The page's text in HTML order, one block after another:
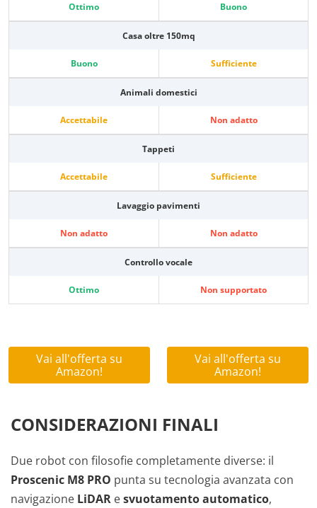
Ottimo Buono
Casa oltre 150mq
Buono Sufficiente
Animali domestici
Accettabile Non adatto
Tappeti
Accettabile Sufficiente
Lavaggio pavimenti
Non adatto Non adatto
Controllo vocale
Ottimo Non supportato
Vai all'offerta su
Amazon!
Vai all'offerta su
Amazon!
CONSIDERAZIONI FINALI
Due robot con filosofie completamente diverse: il
Proscenic M8 PRO punta su tecnologia avanzata con
navigazione LiDAR esvuotamento automatico,